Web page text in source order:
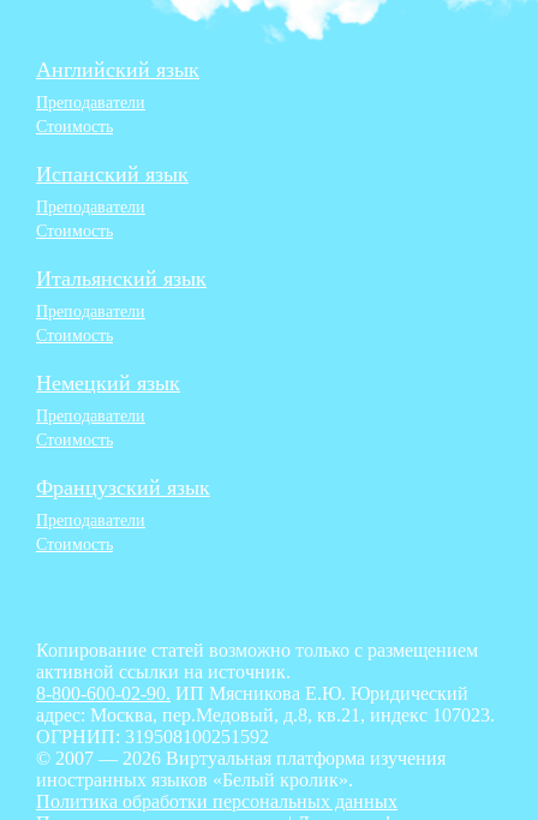
Английский язык
Преподаватели
Стоимость
Испанский язык
Преподаватели
Стоимость
Итальянский язык
Преподаватели
Стоимость
Немецкий язык
Преподаватели
Стоимость
Французский язык
Преподаватели
Стоимость
Копирование статей возможно только с размещением
активной ссылки на источник.
8-800-600-02-90. ИП Мясникова Е.Ю. Юридический
адрес: Москва, пер.Медовый, д.8, кв.21, индекс 107023.
ОГРНИП: 319508100251592
© 2007 — 2026 Виртуальная платформа изучения
иностранных языков «Белый кролик».
Политика обработки персональных данных